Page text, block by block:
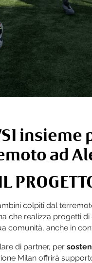
ad
colpiti dal
che realizza progetti
comunità, anche in
di partner, per
Milan offrirà